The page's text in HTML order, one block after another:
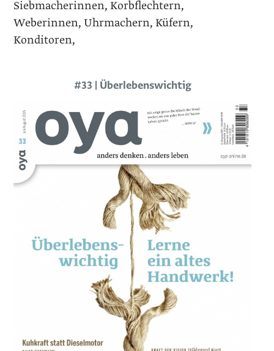
Siebmacherinnen, Korbflechtern,
Weberinnen, Uhrmachern, Küfern,
Konditoren,
#33 | Überlebenswichtig